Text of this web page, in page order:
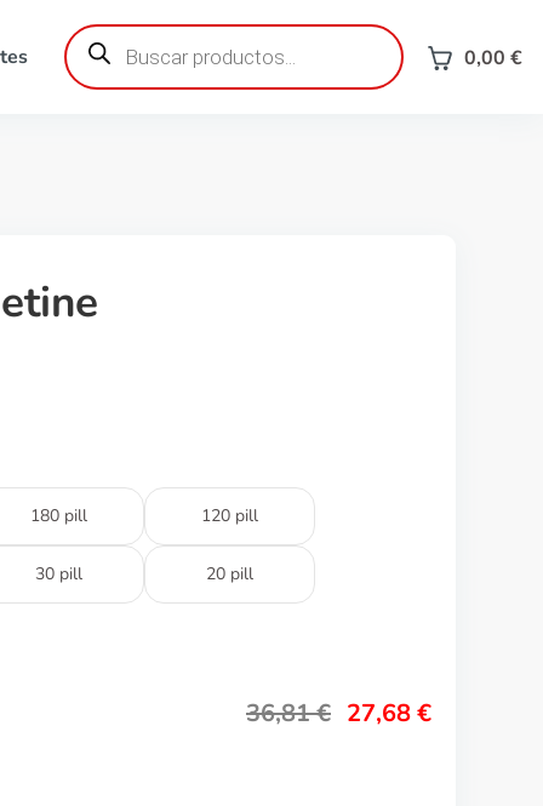
Búsqueda
de
productos 0,00 €
180 pill 120 pill
30 pill 20 pill
36,81€ 27,68€